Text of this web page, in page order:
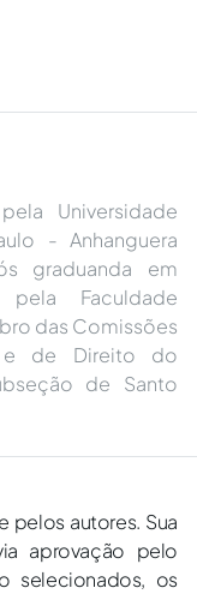
Universidade
- Anhanguera
graduanda em
pela Faculdade
das Comissões
e de Direito do
de Santo
autores. Sua
aprovação pelo
selecionados, os